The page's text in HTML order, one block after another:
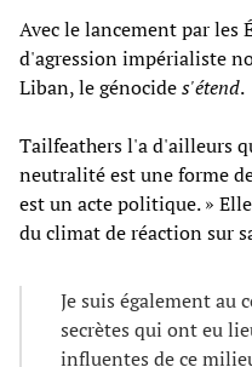
Avec le lancement par les
d'agression impérialiste
Liban, le génocides'étend.
Tailfeathers l'a d'ailleurs
neutralité est une forme
est un acte politique. »
du climat de réaction sur
Je suis également au
secrètes qui ont eu
influentes de ce